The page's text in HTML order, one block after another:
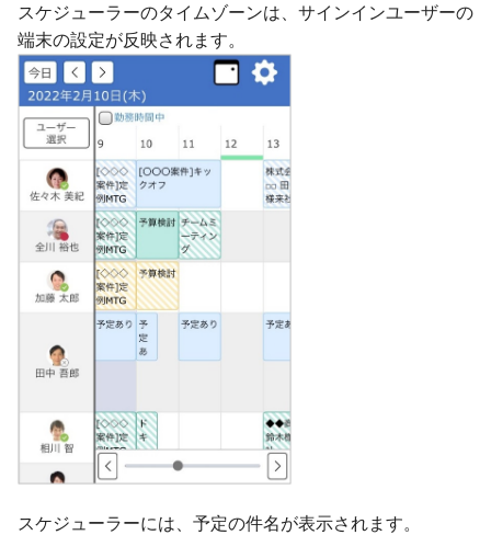
スケジューラーのタイムゾーンは、サインインユーザーの
端末の設定が反映されます。
スケジューラーには、予定の件名が表⽰されます。